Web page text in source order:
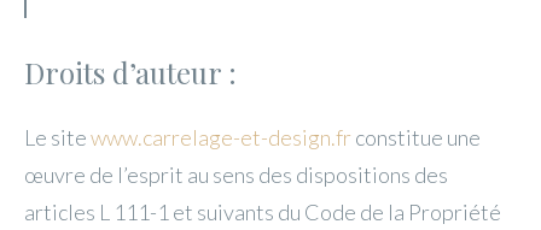
Droits d’auteur :
Le sitewww.carrelage-et-design.fr constitue une
œuvre de l’esprit au sens des dispositions des
articles L 111-1 et suivants du Code de la Propriété